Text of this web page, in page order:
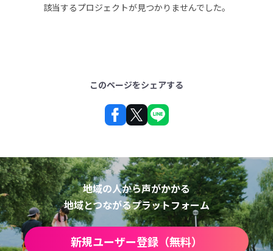
該当するプロジェクトが見つかりませんでした。
このページをシェアする
地域の人から声がかかる
地域とつながるプラットフォーム
新規ユーザー登録（無料）